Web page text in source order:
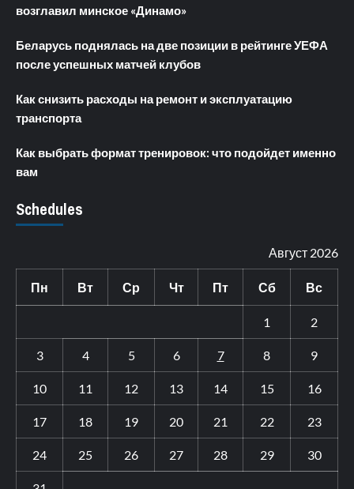
возглавил минское «Динамо»
Беларусь поднялась на две позиции в рейтинге УЕФА
после успешных матчей клубов
Как снизить расходы на ремонт и эксплуатацию
транспорта
Как выбрать формат тренировок: что подойдет именно
вам
Schedules
Август 2026
Пн Вт Ср Чт Пт Сб Вс
1 2
3 4 5 6 7 8 9
10 11 12 13 14 15 16
17 18 19 20 21 22 23
24 25 26 27 28 29 30